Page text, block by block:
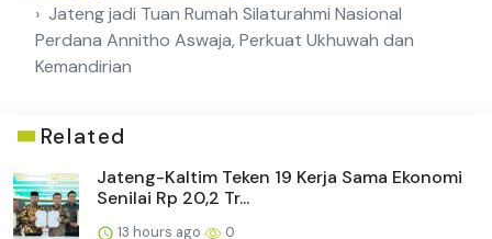
Jateng jadi Tuan Rumah Silaturahmi Nasional
Perdana Annitho Aswaja, Perkuat Ukhuwah dan
Kemandirian
Related
Jateng-Kaltim Teken 19 Kerja Sama Ekonomi
Senilai Rp 20,2 Tr...
13 hours ago 0